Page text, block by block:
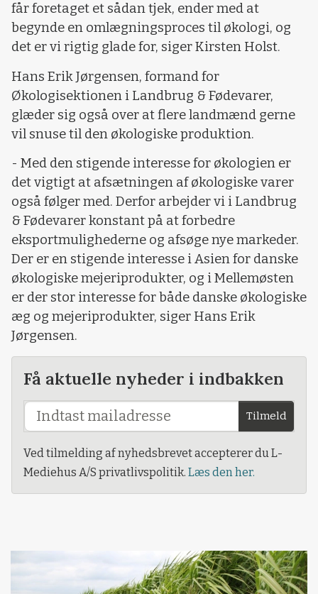
får foretaget et sådan tjek, ender med at
begynde en omlægningsproces til økologi, og
det er vi rigtig glade for, siger Kirsten Holst.
Hans Erik Jørgensen, formand for
Økologisektionen i Landbrug & Fødevarer,
glæder sig også over at flere landmænd gerne
vil snuse til den økologiske produktion.
- Med den stigende interesse for økologien er
det vigtigt at afsætningen af økologiske varer
også følger med. Derfor arbejder vi i Landbrug
& Fødevarer konstant på at forbedre
eksportmulighederne og afsøge nye markeder.
Der er en stigende interesse i Asien for danske
økologiske mejeriprodukter, og i Mellemøsten
er der stor interesse for både danske økologiske
æg og mejeriprodukter, siger Hans Erik
Jørgensen.
Få aktuelle nyheder i indbakken
Tilmeld
Ved tilmelding af nyhedsbrevet accepterer du L-
Mediehus A/S privatlivspolitik. Læs den her.